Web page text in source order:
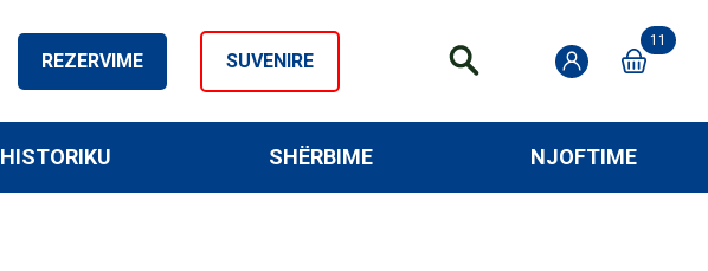
REZERVIME SUVENIRE
11
HISTORIKU SHËRBIME NJOFTIME